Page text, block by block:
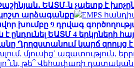
ԵԱՏՄ-ն չպետք է
արձագանքը
EMPS
խումբը 9 դրվագ
ընդունել ԵԱՏՄ 4 երկրների
Ղրղզստանում կարճ զրույց է
մյուսից` ազատություն,
թե՞ Վեհափառի